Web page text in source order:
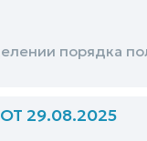
порядка
29.08.2025